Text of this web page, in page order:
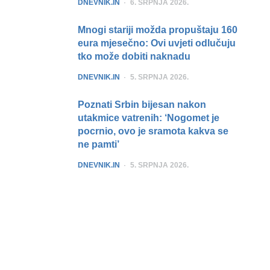
DNEVNIK.IN 6. SRPNJA 2026.
Mnogi stariji možda propuštaju 160
eura mjesečno: Ovi uvjeti odlučuju
tko može dobiti naknadu
POSTED
DNEVNIK.IN 5. SRPNJA 2026.
Poznati Srbin bijesan nakon
utakmice vatrenih: ‘Nogomet je
pocrnio, ovo je sramota kakva se
ne pamti’
POSTED
DNEVNIK.IN 5. SRPNJA 2026.